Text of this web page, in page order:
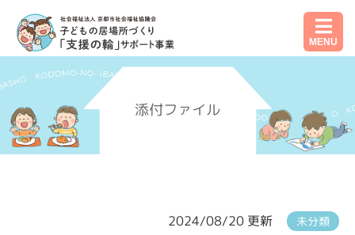
MENU
添付ファイル
2024/08/20 更新 未分類